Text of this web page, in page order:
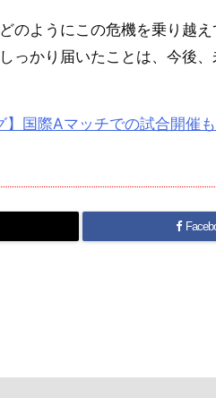
のようにこの危機を乗り越
っかり届いたことは、今後
】国際Aマッチでの試合開催